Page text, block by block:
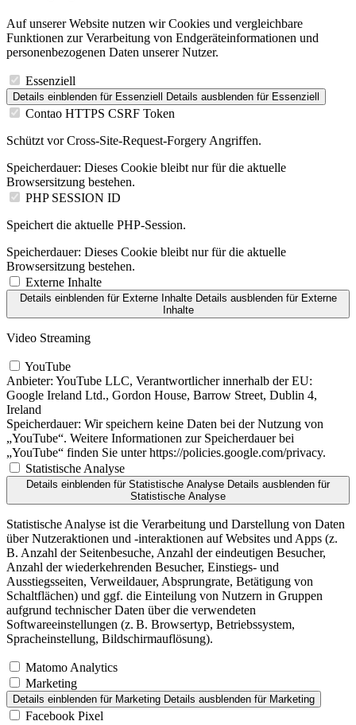
Auf unserer Website nutzen wir Cookies und vergleichbare
Funktionen zur Verarbeitung von Endgeräteinformationen und
personenbezogenen Daten unserer Nutzer.
Essenziell
Details einblenden für Essenziell Details ausblenden für Essenziell
Contao HTTPS CSRF Token
Schützt vor Cross-Site-Request-Forgery Angriffen.
Speicherdauer: Dieses Cookie bleibt nur für die aktuelle
Browsersitzung bestehen.
PHP SESSION ID
Speichert die aktuelle PHP-Session.
Speicherdauer: Dieses Cookie bleibt nur für die aktuelle
Browsersitzung bestehen.
Externe Inhalte
Details einblendenfür Externe Inhalte Details ausblendenfür Externe
Inhalte
Video Streaming
YouTube
Anbieter: YouTube LLC, Verantwortlicher innerhalb der EU:
Google Ireland Ltd., Gordon House, Barrow Street, Dublin 4,
Ireland
Speicherdauer: Wir speichern keine Daten bei der Nutzung von
„YouTube“. Weitere Informationen zur Speicherdauer bei
„YouTube“ finden Sie unter https://policies.google.com/privacy.
Statistische Analyse
Details einblenden für Statistische Analyse Details ausblenden für
Statistische Analyse
Statistische Analyse ist die Verarbeitung und Darstellung von Daten
über Nutzeraktionen und -interaktionen auf Websites und Apps (z.
B. Anzahl der Seitenbesuche, Anzahl der eindeutigen Besucher,
Anzahl der wiederkehrenden Besucher, Einstiegs- und
Ausstiegsseiten, Verweildauer, Absprungrate, Betätigung von
Schaltflächen) und ggf. die Einteilung von Nutzern in Gruppen
aufgrund technischer Daten über die verwendeten
Softwareeinstellungen (z. B. Browsertyp, Betriebssystem,
Spracheinstellung, Bildschirmauflösung).
Matomo Analytics
Marketing
Details einblenden für Marketing Details ausblenden für Marketing
Facebook Pixel